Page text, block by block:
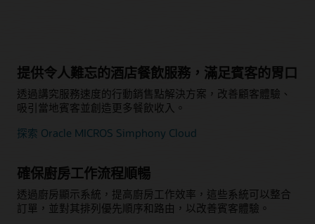
提供令人難忘的酒店餐飲服務，滿足賓客的胃口
透過講究服務速度的行動銷售點解決方案，改善顧客體驗、
吸引當地賓客並創造更多餐飲收入。
探索 Oracle MICROS Simphony Cloud
確保廚房工作流程順暢
透過廚房顯示系統，提高廚房工作效率，這些系統可以整合
訂單，並對其排列優先順序和路由，以改善賓客體驗。